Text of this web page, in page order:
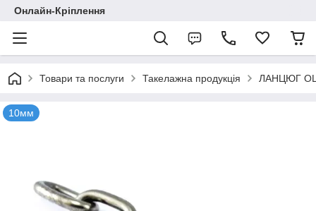
Онлайн-Кріплення
Товари та послуги Такелажна продукція ЛАНЦЮГ
10мм